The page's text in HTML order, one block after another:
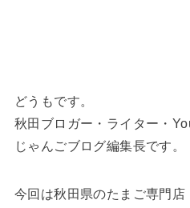
どうもです。
秋田ブロガー・ライター・
じゃんごブログ編集長です。
今回は秋田県のたまご専門店